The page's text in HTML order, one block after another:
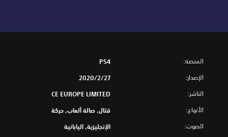
المنصة: PS4
الإصدار: 27‏/2‏/2020
الناشر: CE EUROPE LIMITED
الأنواع: قتال, صالة ألعاب, حركة
الصوت: الإنجليزية, اليابانية